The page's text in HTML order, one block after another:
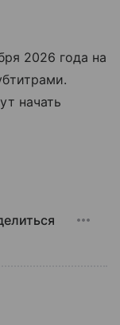
2026 года на
начать